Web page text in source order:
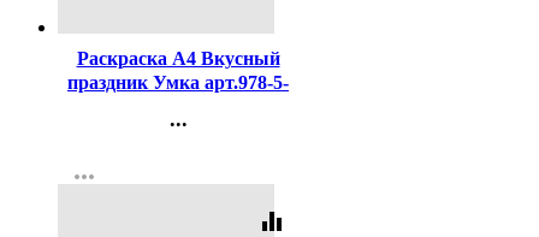
Раскраска А4 Вкусный
праздник Умка арт.978-5-
...
Регистрация
more_horiz
equalizer